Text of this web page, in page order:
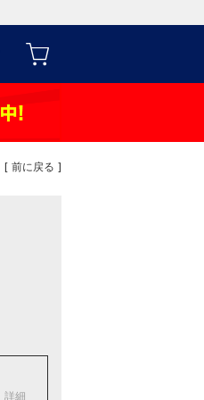
[ 前に戻る ]
詳細